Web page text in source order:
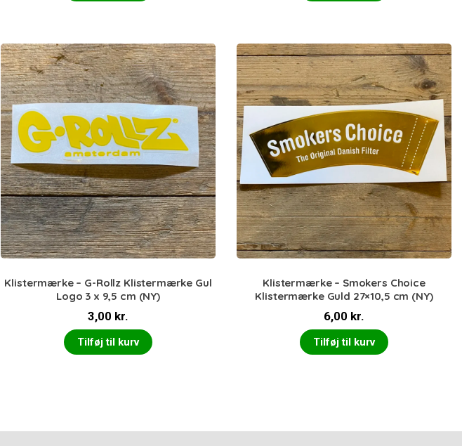
Klistermærke – G-Rollz Klistermærke Gul
Logo 3 x 9,5 cm (NY)
3,00 kr.
Tilføj til kurv
Klistermærke – Smokers Choice
Klistermærke Guld 27×10,5 cm (NY)
6,00 kr.
Tilføj til kurv